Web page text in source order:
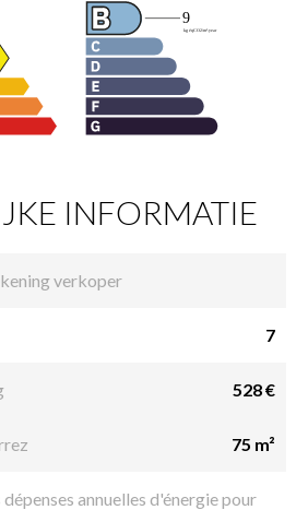
INFORMATIE
verkoper
7
528 €
75 m²
annuelles d'énergie pour